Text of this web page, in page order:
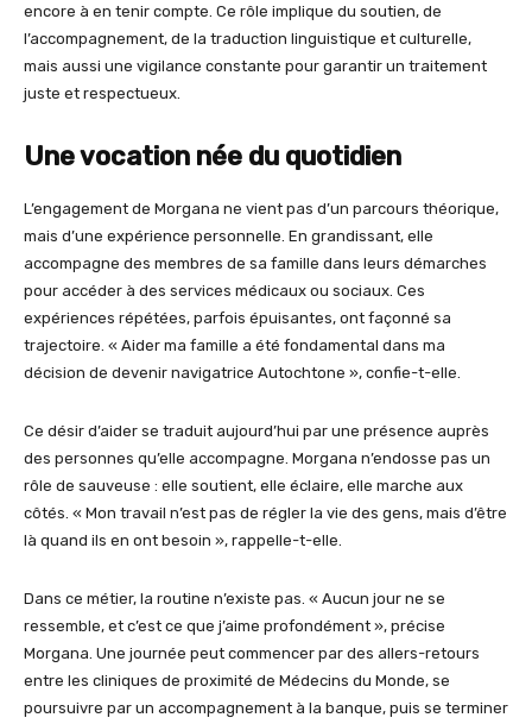
encore à en tenir compte. Ce rôle implique du soutien, de
l’accompagnement, de la traduction linguistique et culturelle,
mais aussi une vigilance constante pour garantir un traitement
juste et respectueux.
Une vocation née du quotidien
L’engagement de Morgana ne vient pas d’un parcours théorique,
mais d’une expérience personnelle. En grandissant, elle
accompagne des membres de sa famille dans leurs démarches
pour accéder à des services médicaux ou sociaux. Ces
expériences répétées, parfois épuisantes, ont façonné sa
trajectoire. « Aider ma famille a été fondamental dans ma
décision de devenir navigatrice Autochtone », confie-t-elle.
Ce désir d’aider se traduit aujourd’hui par une présence auprès
des personnes qu’elle accompagne. Morgana n’endosse pas un
rôle de sauveuse : elle soutient, elle éclaire, elle marche aux
côtés. « Mon travail n’est pas de régler la vie des gens, mais d’être
là quand ils en ont besoin », rappelle-t-elle.
Dans ce métier, la routine n’existe pas. « Aucun jour ne se
ressemble, et c’est ce que j’aime profondément », précise
Morgana. Une journée peut commencer par des allers-retours
entre les cliniques de proximité de Médecins du Monde, se
poursuivre par un accompagnement à la banque, puis se terminer